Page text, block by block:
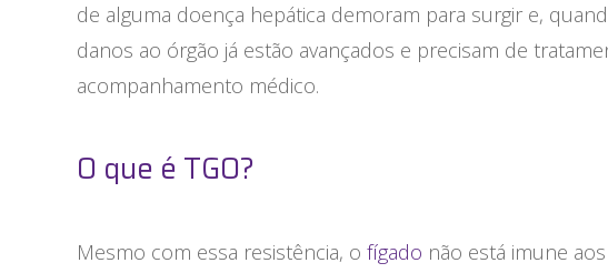
de alguma doença hepática demoram para surgir e,
danos ao órgão já estão avançados e precisam de
acompanhamento médico.
O que é TGO?
Mesmo com essa resistência, o fígado não está imune